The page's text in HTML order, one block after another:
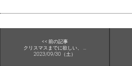
<< 前の記事
クリスマスまでに欲しい、 ...
2023/09/30（土）